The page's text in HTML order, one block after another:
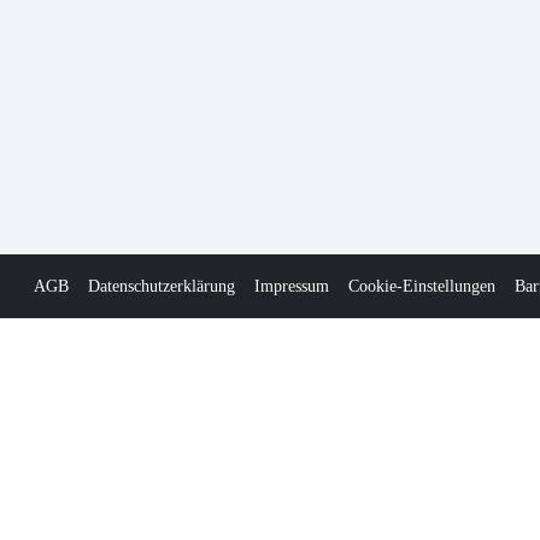
AGB Datenschutzerklärung Impressum Cookie-Einstellungen